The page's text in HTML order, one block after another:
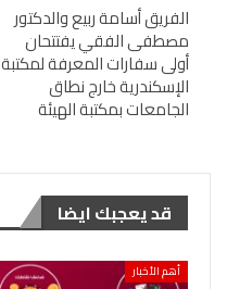
الفريق أسامة ربيع والدكتور
مصطفى الفقي يفتتحان
أولى سفارات المعرفة لمكتبة
الإسكندرية خارج نطاق
الجامعات بمكتبة الهيئة
قد يعجبك ايضا
أهم الأخبار